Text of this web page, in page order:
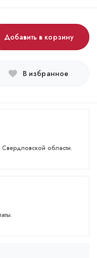
Добавить в корзину
В избранное
Свердловской области.